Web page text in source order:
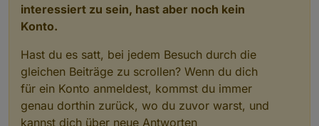
interessiert zu sein, hast aber noch kein
Konto.
Hast du es satt, bei jedem Besuch durch die
gleichen Beiträge zu scrollen? Wenn du dich
für ein Konto anmeldest, kommst du immer
genau dorthin zurück, wo du zuvor warst, und
kannst dich über neue Antworten